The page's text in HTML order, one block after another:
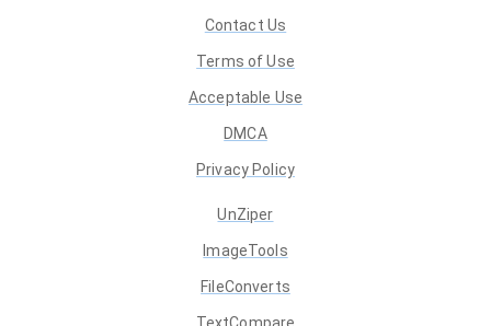
Contact Us
Terms of Use
Acceptable Use
DMCA
Privacy Policy
UnZiper
ImageTools
FileConverts
TextCompare